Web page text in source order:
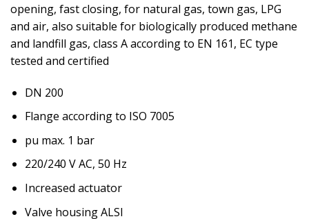
opening, fast closing, for natural gas, town gas, LPG
and air, also suitable for biologically produced methane
and landfill gas, class A according to EN 161, EC type
tested and certified
DN 200
Flange according to ISO 7005
pu max. 1 bar
220/240 V AC, 50 Hz
Increased actuator
Valve housing ALSI